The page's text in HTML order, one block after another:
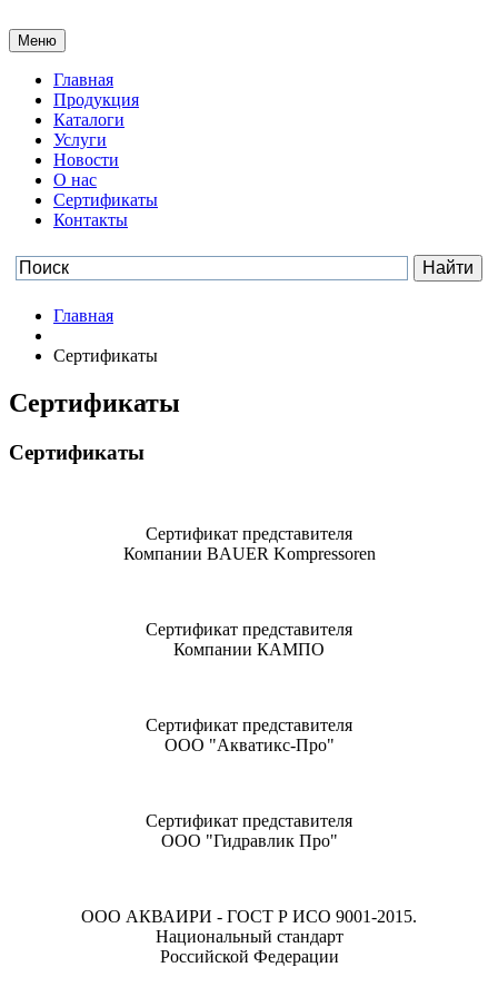
Меню
Главная
Продукция
Каталоги
Услуги
Новости
О нас
Сертификаты
Контакты
Главная
Сертификаты
Сертификаты
Сертификаты
Сертификат представителя
Компании BAUER Kompressoren
Сертификат представителя
Компании КАМПО
Сертификат представителя
ООО "Акватикс-Про"
Сертификат представителя
ООО "Гидравлик Про"
ООО АКВАИРИ - ГОСТ Р ИСО 9001-2015.
Национальный стандарт
Российской Федерации